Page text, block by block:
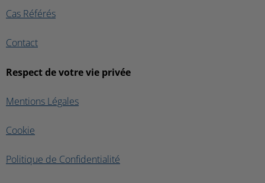
Cas Référés
Contact
Respect de votre vie privée
Mentions Légales
Cookie
Politique de Confidentialité